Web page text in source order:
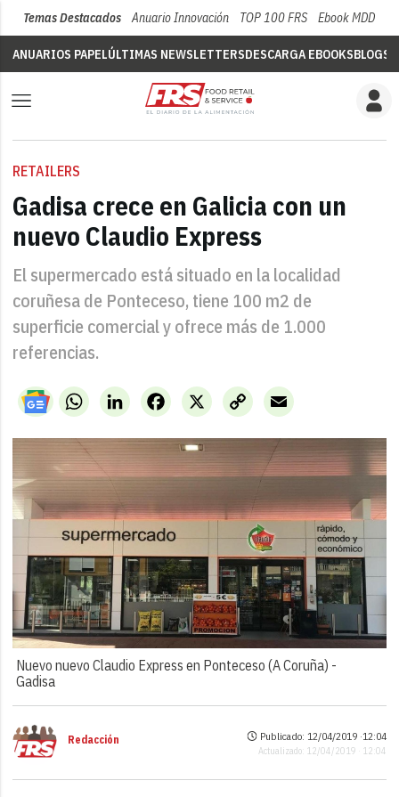
Temas Destacados Anuario Innovación TOP 100 FRS Ebook MDD
ANUARIOS PAPELÚLTIMAS NEWSLETTERSDESCARGA EBOOKSBLOGS
RETAILERS
Gadisa crece en Galicia con un
nuevo Claudio Express
El supermercado está situado en la localidad
coruñesa de Ponteceso, tiene 100 m2 de
superficie comercial y ofrece más de 1.000
referencias.
WhatsAppLinkedIn X
Facebook
Copy
Link
Email
Nuevo nuevo Claudio Express en Ponteceso (A Coruña) -
Gadisa
Redacción Publicado: 12/04/2019 ·12:04
Actualizado: 12/04/2019 · 12:04